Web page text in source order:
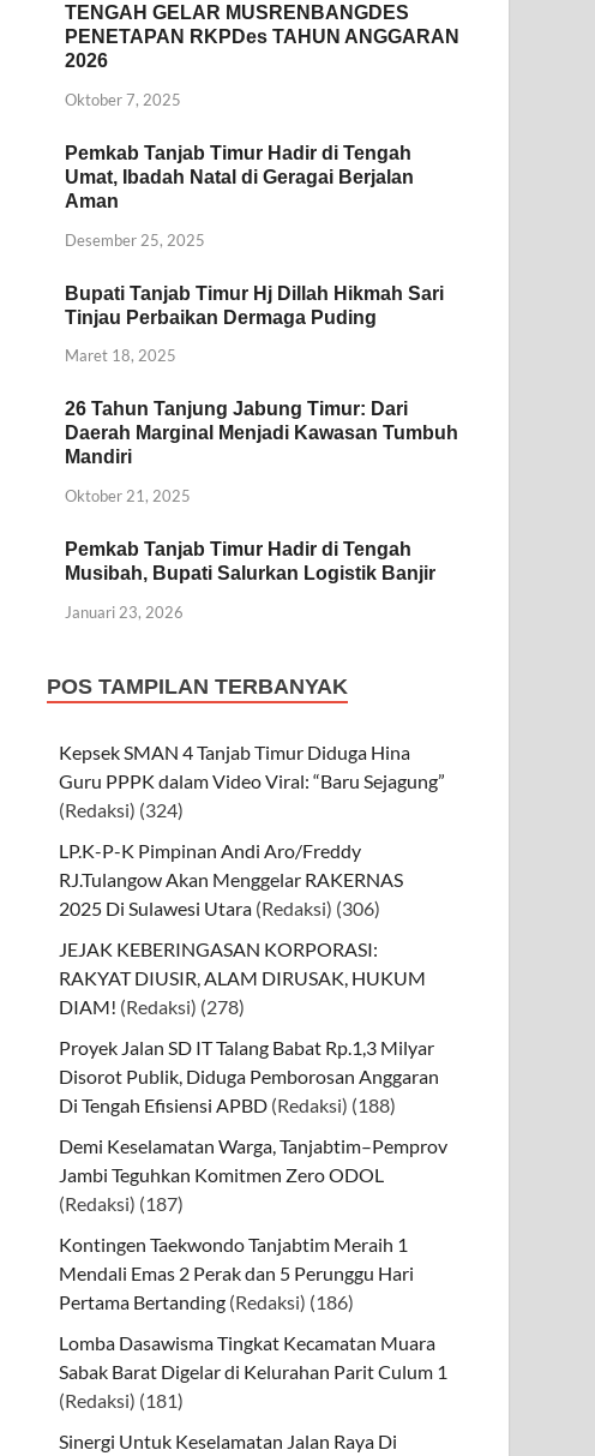
TENGAH GELAR MUSRENBANGDES
PENETAPAN RKPDes TAHUN ANGGARAN
2026
Oktober 7, 2025
Pemkab Tanjab Timur Hadir di Tengah
Umat, Ibadah Natal di Geragai Berjalan
Aman
Desember 25, 2025
Bupati Tanjab Timur Hj Dillah Hikmah Sari
Tinjau Perbaikan Dermaga Puding
Maret 18, 2025
26 Tahun Tanjung Jabung Timur: Dari
Daerah Marginal Menjadi Kawasan Tumbuh
Mandiri
Oktober 21, 2025
Pemkab Tanjab Timur Hadir di Tengah
Musibah, Bupati Salurkan Logistik Banjir
Januari 23, 2026
POS TAMPILAN TERBANYAK
Kepsek SMAN 4 Tanjab Timur Diduga Hina
Guru PPPK dalam Video Viral: “Baru Sejagung”
(Redaksi) (324)
LP.K-P-K Pimpinan Andi Aro/Freddy
RJ.Tulangow Akan Menggelar RAKERNAS
2025 Di Sulawesi Utara (Redaksi) (306)
JEJAK KEBERINGASAN KORPORASI:
RAKYAT DIUSIR, ALAM DIRUSAK, HUKUM
DIAM! (Redaksi) (278)
Proyek Jalan SD IT Talang Babat Rp.1,3 Milyar
Disorot Publik, Diduga Pemborosan Anggaran
Di Tengah Efisiensi APBD (Redaksi) (188)
Demi Keselamatan Warga, Tanjabtim–Pemprov
Jambi Teguhkan Komitmen Zero ODOL
(Redaksi) (187)
Kontingen Taekwondo Tanjabtim Meraih 1
Mendali Emas 2 Perak dan 5 Perunggu Hari
Pertama Bertanding (Redaksi) (186)
Lomba Dasawisma Tingkat Kecamatan Muara
Sabak Barat Digelar di Kelurahan Parit Culum 1
(Redaksi) (181)
Sinergi Untuk Keselamatan Jalan Raya Di